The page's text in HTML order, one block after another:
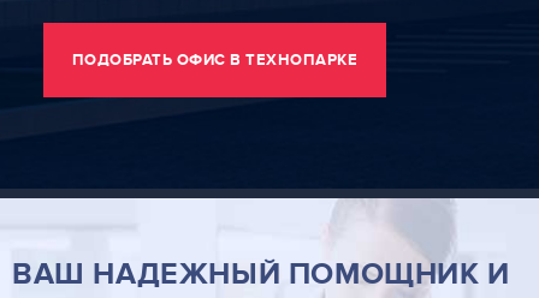
ПОДОБРАТЬ ОФИС В ТЕХНОПАРКЕ
ВАШ НАДЕЖНЫЙ ПОМОЩНИК И